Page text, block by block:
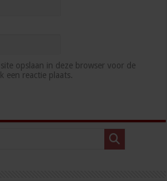
opslaan in deze browser voor de
een reactie plaats.